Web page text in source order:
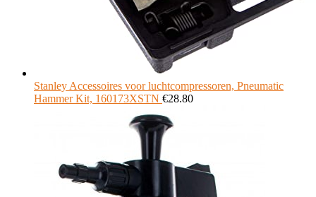
Stanley Accessoires voor luchtcompressoren, Pneumatic
Hammer Kit, 160173XSTN €28.80